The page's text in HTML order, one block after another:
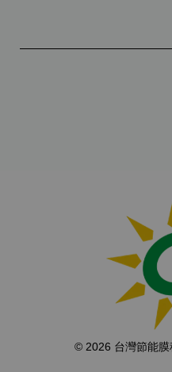
© 2026 台灣節能